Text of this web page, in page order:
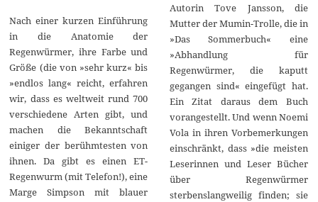
Nach einer kurzen Einführung
in die Anatomie der
Regenwürmer, ihre Farbe und
Größe (die von »sehr kurz« bis
»endlos lang« reicht, erfahren
wir, dass es weltweit rund 700
verschiedene Arten gibt, und
machen die Bekanntschaft
einiger der berühmtesten von
ihnen. Da gibt es einen ET-
Regenwurm (mit Telefon!), eine
Marge Simpson mit blauer
Autorin Tove Jansson, die
Mutter der Mumin-Trolle, die in
»Das Sommerbuch« eine
»Abhandlung für
Regenwürmer, die kaputt
gegangen sind« eingefügt hat.
Ein Zitat daraus dem Buch
vorangestellt. Und wenn Noemi
Vola in ihren Vorbemerkungen
einschränkt, dass »die meisten
Leserinnen und Leser Bücher
über Regenwürmer
sterbenslangweilig finden; sie